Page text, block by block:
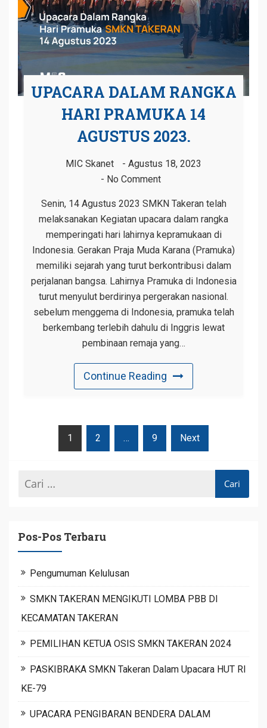
UPACARA DALAM RANGKA
HARI PRAMUKA 14
AGUSTUS 2023.
MIC Skanet
Agustus 18, 2023
No Comment
Senin, 14 Agustus 2023 SMKN Takeran telah
melaksanakan Kegiatan upacara dalam rangka
memperingati hari lahirnya kepramukaan di
Indonesia. Gerakan Praja Muda Karana (Pramuka)
memiliki sejarah yang turut berkontribusi dalam
perjalanan bangsa. Lahirnya Pramuka di Indonesia
turut menyulut berdirinya pergerakan nasional.
sebelum menggema di Indonesia, pramuka telah
berkembang terlebih dahulu di Inggris lewat
pembinaan remaja yang…
Continue Reading
Navigasi
1 2 … 9 Next
Pos-Pos Terbaru
Pengumuman Kelulusan
SMKN TAKERAN MENGIKUTI LOMBA PBB DI
KECAMATAN TAKERAN
PEMILIHAN KETUA OSIS SMKN TAKERAN 2024
PASKIBRAKA SMKN Takeran Dalam Upacara HUT RI
KE-79
UPACARA PENGIBARAN BENDERA DALAM